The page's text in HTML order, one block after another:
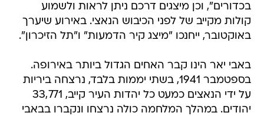
בכדורים", וכן מיצגים דרכם ניתן לראות ולשמוע
קולות מקייב של לפני הכיבוש הנאצי. באירוע שיערך
באוקטובר, ייחנכו "מיצג קיר הדמעות" ו"תל הזיכרון".
באבי יאר הינו קבר האחים הגדול ביותר באירופה.
בספטמבר 1941, בשתי יממות בלבד, נרצחה ביריות
על ידי הנאצים כמעט כל יהדות העיר קייב, 33,771
יהודים. במהלך המלחמה כולה נרצחו ונקברו בבאבי